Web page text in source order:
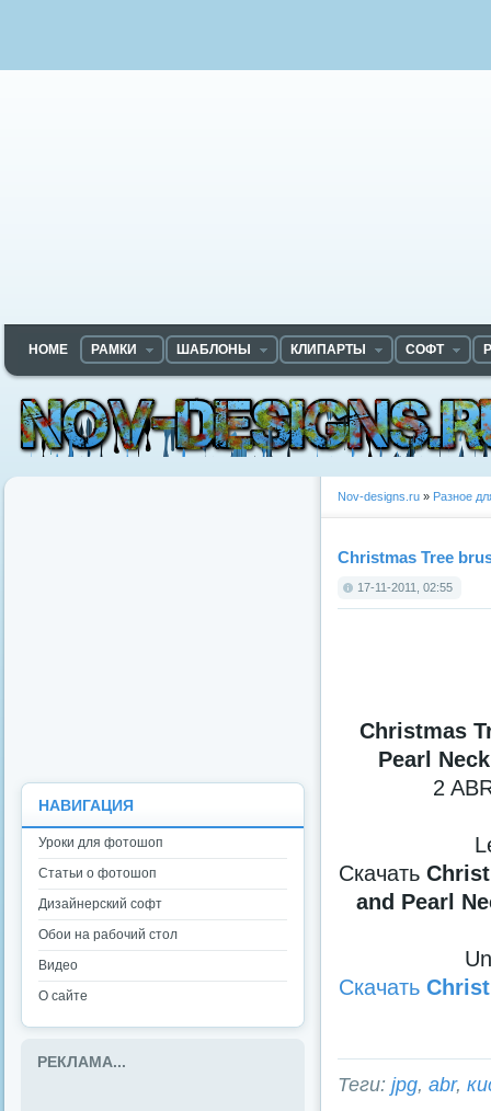
HOME РАМКИ ШАБЛОНЫ КЛИПАРТЫ СОФТ
Nov-designs.ru » Разное
Christmas Tree
17-11-2011, 02:55
Christmas
Pearl
2
Скачать
and Pearl
Скачать
Теги: jpg, abr,
НАВИГАЦИЯ
Уроки для фотошоп
Статьи о фотошоп
Дизайнерский софт
Обои на рабочий стол
Видео
О сайте
РЕКЛАМА...